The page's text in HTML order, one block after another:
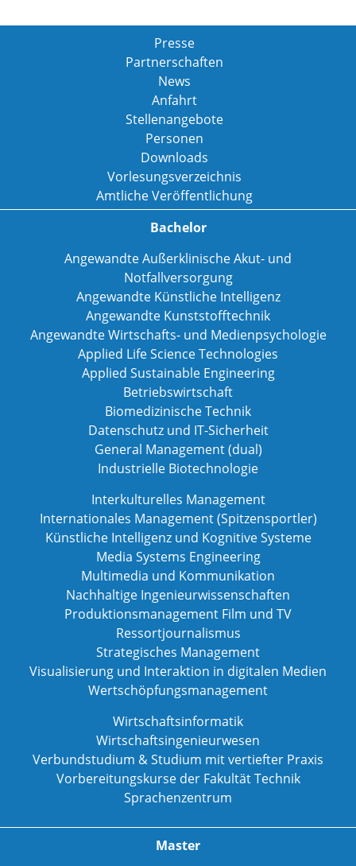
Presse
Partnerschaften
News
Anfahrt
Stellenangebote
Personen
Downloads
Vorlesungsverzeichnis
Amtliche Veröffentlichung
Bachelor
Angewandte Außerklinische Akut- und
Notfallversorgung
Angewandte Künstliche Intelligenz
Angewandte Kunststofftechnik
Angewandte Wirtschafts- und Medienpsychologie
Applied Life Science Technologies
Applied Sustainable Engineering
Betriebswirtschaft
Biomedizinische Technik
Datenschutz und IT-Sicherheit
General Management (dual)
Industrielle Biotechnologie
Interkulturelles Management
Internationales Management (Spitzensportler)
Künstliche Intelligenz und Kognitive Systeme
Media Systems Engineering
Multimedia und Kommunikation
Nachhaltige Ingenieurwissenschaften
Produktionsmanagement Film und TV
Ressortjournalismus
Strategisches Management
Visualisierung und Interaktion in digitalen Medien
Wertschöpfungsmanagement
Wirtschaftsinformatik
Wirtschaftsingenieurwesen
Verbundstudium & Studium mit vertiefter Praxis
Vorbereitungskurse der Fakultät Technik
Sprachenzentrum
Master